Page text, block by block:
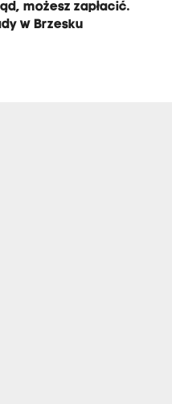
możesz zapłacić.
w Brzesku